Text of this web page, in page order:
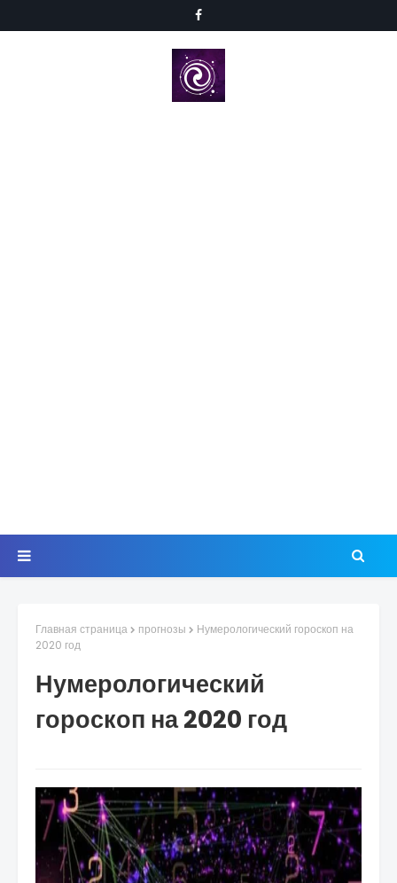
Главная страница прогнозы
Нумерологический гороскоп на
2020 год
Нумерологический
гороскоп на 2020 год